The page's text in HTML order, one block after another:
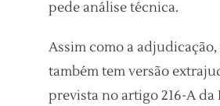
pede análise técnica.
Assim como a
também tem versão
prevista no artigo 216-A da